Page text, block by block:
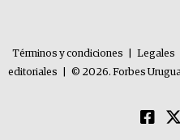
Términos y condiciones Legales
editoriales
© 2026. Forbes